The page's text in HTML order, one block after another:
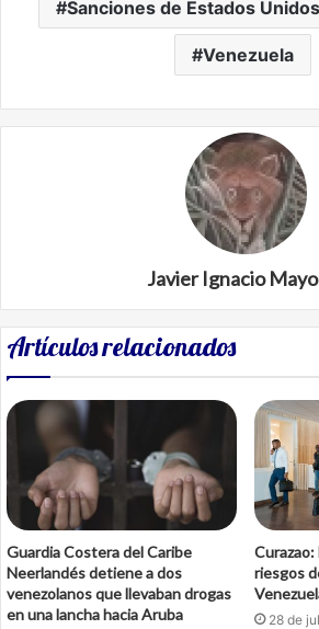
Sanciones de Estados
Venezuela
Javier Ignacio
Artículos relacionados
Guardia Costera del Caribe
Neerlandés detiene a dos
venezolanos que llevaban drogas
en una lancha hacia Aruba
riesgos
28 de